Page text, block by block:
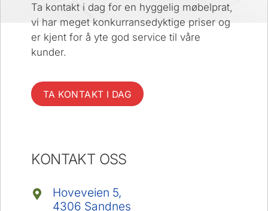
Ta kontakt i dag for en hyggelig møbelprat,
vi har meget konkurransedyktige priser og
er kjent for å yte god service til våre
kunder.
TA KONTAKT I DAG
KONTAKT OSS
Hoveveien 5,
4306 Sandnes